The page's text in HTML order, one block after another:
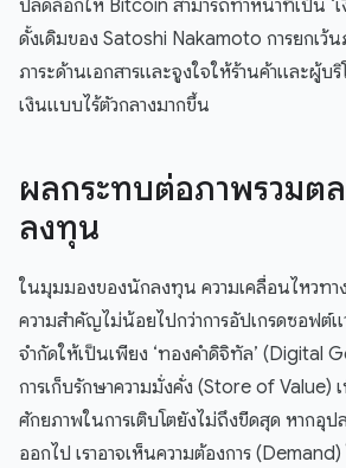
ปลดล็อกให้ Bitcoin สามารถทำหน้าที่เป็น ‘
ดั้งเดิมของ Satoshi Nakamoto การยกเว้
ภาระด้านเอกสารและจูงใจให้ร้านค้าและผู้บ
เงินแบบไร้ตัวกลางมากขึ้น
ผลกระทบต่อภาพรวมต
ลงทุน
ในมุมมองของนักลงทุน ความเคลื่อนไหวท
ความสำคัญไม่น้อยไปกว่าการอัปเกรดซอฟต์
จำกัดให้เป็นเพียง ‘ทองคำดิจิทัล’ (Digital
การเก็บรักษาความมั่งคั่ง (Store of Value)
ศักยภาพในการเติบโตยังไม่ถึงขีดสุด หากอุ
ออกไป เราอาจเห็นความต้องการ